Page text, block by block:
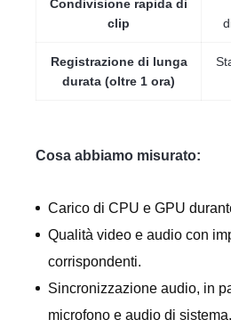
Condivisione rapida di
clip
Registrazione di lunga
durata (oltre 1 ora)
Cosa abbiamo misurato:
Carico di CPU e GPU
Qualità video e audio con
corrispondenti.
Sincronizzazione audio, in
microfono e audio di sistema.